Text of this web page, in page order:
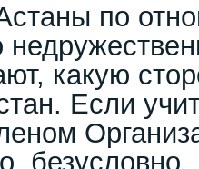
по
какую
Если